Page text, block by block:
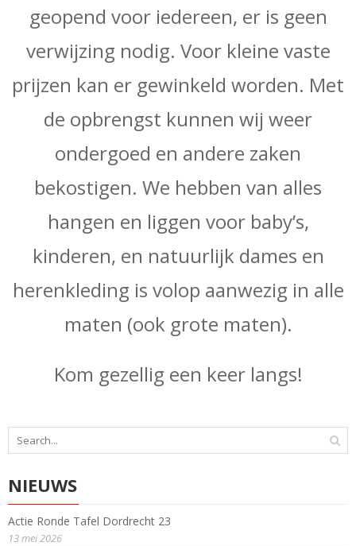
geopend voor iedereen, er is geen
verwijzing nodig. Voor kleine vaste
prijzen kan er gewinkeld worden. Met
de opbrengst kunnen wij weer
ondergoed en andere zaken
bekostigen. We hebben van alles
hangen en liggen voor baby’s,
kinderen, en natuurlijk dames en
herenkleding is volop aanwezig in alle
maten (ook grote maten).
Kom gezellig een keer langs!
NIEUWS
Actie Ronde Tafel Dordrecht 23
13 mei 2026